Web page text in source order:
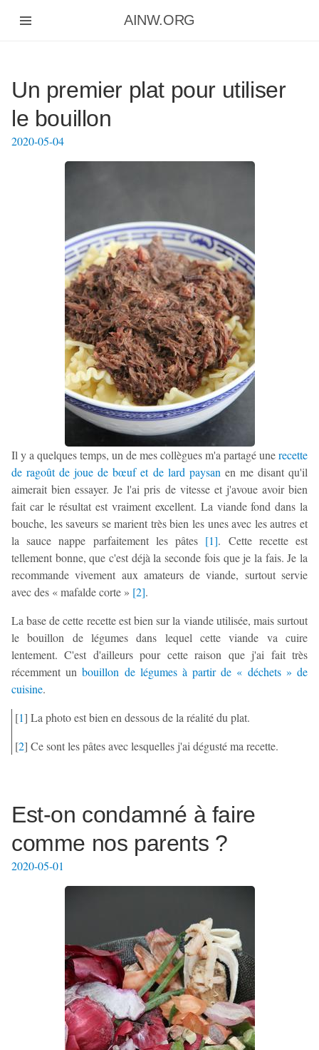
AINW.ORG
Un premier plat pour utiliser
le bouillon
2020-05-04
Il y a quelques temps, un de mes collègues m'a partagé unerecette
de ragoût de joue de bœuf et de lard paysan en me disant qu'il
aimerait bien essayer. Je l'ai pris de vitesse et j'avoue avoir bien
fait car le résultat est vraiment excellent. La viande fond dans la
bouche, les saveurs se marient très bien les unes avec les autres et
la sauce nappe parfaitement les pâtes [1]. Cette recette est
tellement bonne, que c'est déjà la seconde fois que je la fais. Je la
recommande vivement aux amateurs de viande, surtout servie
avec des « mafalde corte » [2].
La base de cette recette est bien sur la viande utilisée, mais surtout
le bouillon de légumes dans lequel cette viande va cuire
lentement. C'est d'ailleurs pour cette raison que j'ai fait très
récemment unbouillon de légumes à partir de « déchets » de
cuisine.
[1] La photo est bien en dessous de la réalité du plat.
[2] Ce sont les pâtes avec lesquelles j'ai dégusté ma recette.
Est-on condamné à faire
comme nos parents ?
2020-05-01